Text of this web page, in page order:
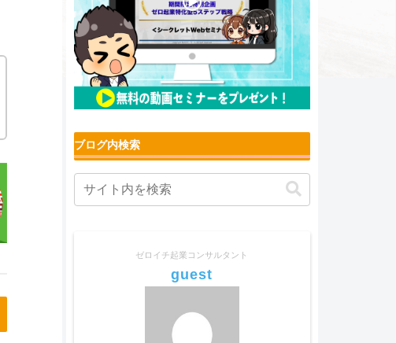
ブログ内検索
ゼロイチ起業コンサルタント
guest